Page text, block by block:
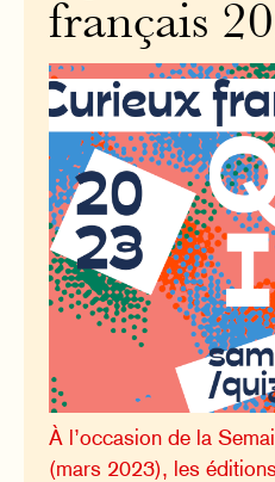
français
À l’occasion de la
(mars 2023), les